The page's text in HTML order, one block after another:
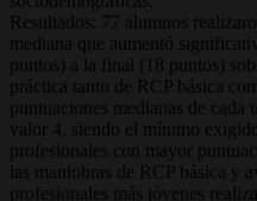
Resultados: 77 alumnos
mediana que aumentó
puntos) a la final (18 puntos)
práctica tanto de RCP básica
puntuaciones medianas de cada
valor 4, siendo el mínimo
profesionales con mayor
las maniobras de RCP básica y
profesionales más jóvenes